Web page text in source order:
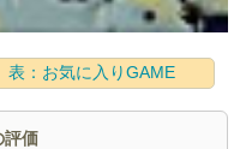
表：お気に入りGAME
評価